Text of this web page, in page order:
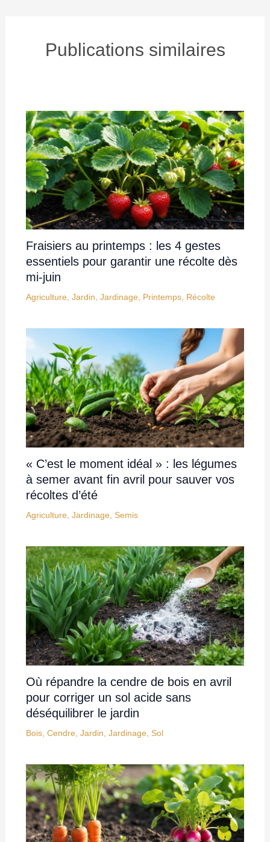
Publications similaires
Fraisiers au printemps : les 4 gestes
essentiels pour garantir une récolte dès
mi-juin
Agriculture, Jardin, Jardinage, Printemps, Récolte
« C’est le moment idéal » : les légumes
à semer avant fin avril pour sauver vos
récoltes d’été
Agriculture Jardinage Semis
Où répandre la cendre de bois en avril
pour corriger un sol acide sans
déséquilibrer le jardin
Bois, Cendre Jardin Jardinage Sol